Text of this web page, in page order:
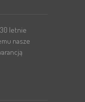
letnie
nasze